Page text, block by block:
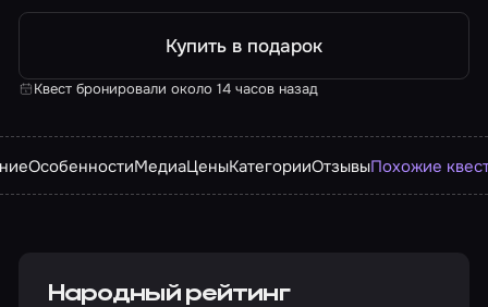
Купить в подарок
Квест бронировали около 14 часов назад
ОсобенностиМедиаЦеныКатегорииОтзывыПохожие
Народный рейтинг